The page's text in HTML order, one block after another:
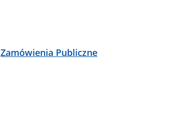
Zamówienia Publiczne